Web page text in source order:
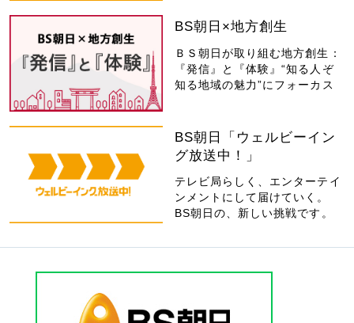
BS朝日×地方創生
ＢＳ朝日が取り組む地方創生：
『発信』と『体験』“知る人ぞ
知る地域の魅力”にフォーカス
BS朝日「ウェルビーイン
グ放送中！」
テレビ局らしく、エンターテイ
ンメントにして届けていく。
BS朝日の、新しい挑戦です。